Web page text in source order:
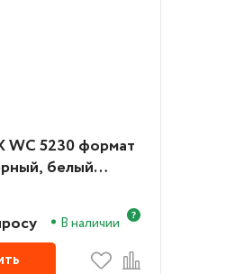
5230 формат
белый
В наличии